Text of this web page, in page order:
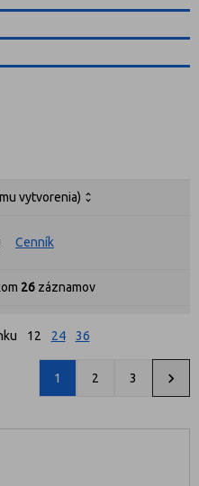
vytvorenia)
Cenník
26 záznamov
12 24 36
1 2 3